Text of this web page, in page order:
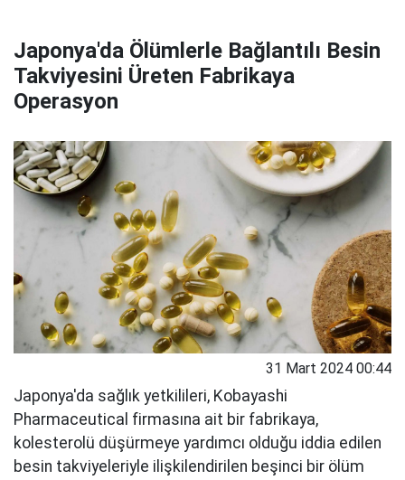
Japonya'da Ölümlerle Bağlantılı Besin
Takviyesini Üreten Fabrikaya
Operasyon
31 Mart 2024 00:44
Japonya'da sağlık yetkilileri, Kobayashi
Pharmaceutical firmasına ait bir fabrikaya,
kolesterolü düşürmeye yardımcı olduğu iddia edilen
besin takviyeleriyle ilişkilendirilen beşinci bir ölüm